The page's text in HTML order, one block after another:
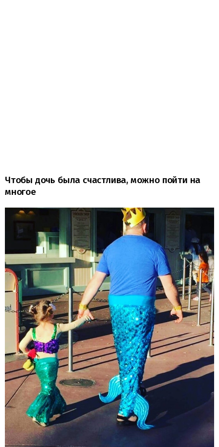
Чтобы дочь была счастлива, можно пойти на
многое